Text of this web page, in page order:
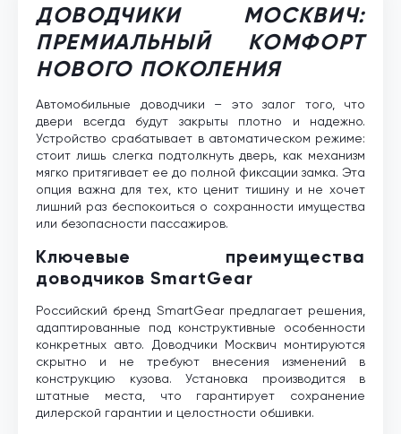
ДОВОДЧИКИ МОСКВИЧ:
ПРЕМИАЛЬНЫЙ КОМФОРТ
НОВОГО ПОКОЛЕНИЯ
Автомобильные доводчики – это залог того, что
двери всегда будут закрыты плотно и надежно.
Устройство срабатывает в автоматическом режиме:
стоит лишь слегка подтолкнуть дверь, как механизм
мягко притягивает ее до полной фиксации замка. Эта
опция важна для тех, кто ценит тишину и не хочет
лишний раз беспокоиться о сохранности имущества
или безопасности пассажиров.
Ключевые преимущества
доводчиков SmartGear
Российский бренд SmartGear предлагает решения,
адаптированные под конструктивные особенности
конкретных авто. Доводчики Москвич монтируются
скрытно и не требуют внесения изменений в
конструкцию кузова. Установка производится в
штатные места, что гарантирует сохранение
дилерской гарантии и целостности обшивки.